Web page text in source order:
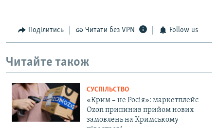
Поділитись Читати без VPN Follow us
Читайте також
СУСПІЛЬСТВО
«Крим – не Росія»: маркетплейс
Ozon припинив прийом нових
замовлень на Кримському